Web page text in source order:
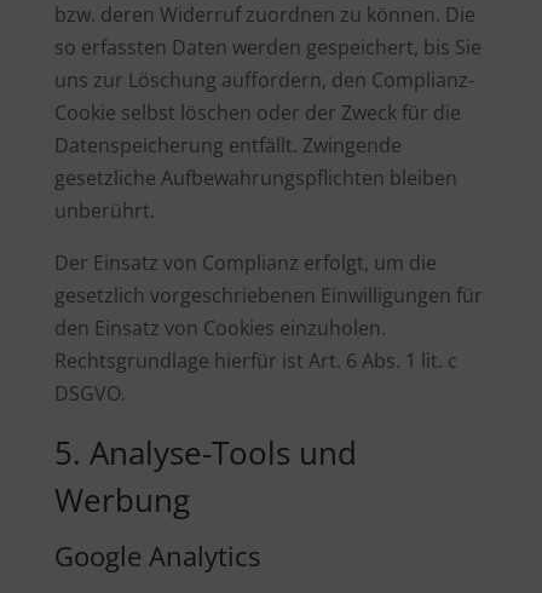
bzw. deren Widerruf zuordnen zu können. Die
so erfassten Daten werden gespeichert, bis Sie
uns zur Löschung auffordern, den Complianz-
Cookie selbst löschen oder der Zweck für die
Datenspeicherung entfällt. Zwingende
gesetzliche Aufbewahrungspflichten bleiben
unberührt.
Der Einsatz von Complianz erfolgt, um die
gesetzlich vorgeschriebenen Einwilligungen für
den Einsatz von Cookies einzuholen.
Rechtsgrundlage hierfür ist Art. 6 Abs. 1 lit. c
DSGVO.
5. Analyse-Tools und
Werbung
Google Analytics